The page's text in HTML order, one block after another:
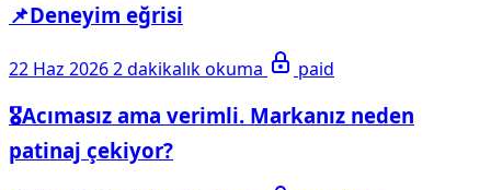
📌Deneyim eğrisi
22 Haz 20262 dakikalık okuma paid
🎖️Acımasız ama verimli. Markanız neden
patinaj çekiyor?